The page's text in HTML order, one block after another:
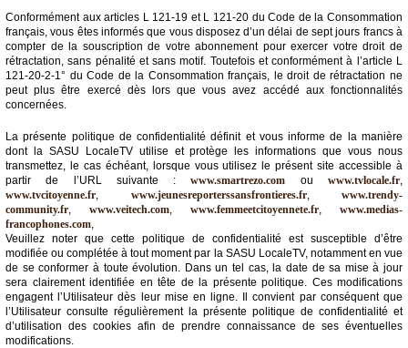
Accès
éditeur
Conformément aux articles L 121-19 et L 121-20 du Code de la Consommation
français, vous êtes informés que vous disposez d’un délai de sept jours francs à
compter de la souscription de votre abonnement pour exercer votre droit de
rétractation, sans pénalité et sans motif. Toutefois et conformément à l’article L
121-20-2-1° du Code de la Consommation français, le droit de rétractation ne
peut plus être exercé dès lors que vous avez accédé aux fonctionnalités
concernées.
La présente politique de confidentialité définit et vous informe de la manière
dont la SASU LocaleTV utilise et protège les informations que vous nous
transmettez, le cas échéant, lorsque vous utilisez le présent site accessible à
partir de l’URL suivante :www.smartrezo.com ouwww.tvlocale.fr,
www.tvcitoyenne.fr, www.jeunesreporterssansfrontieres.fr, www.trendy-
community.fr, www.veitech.com, www.femmeetcitoyennete.fr, www.medias-
francophones.com,
Veuillez noter que cette politique de confidentialité est susceptible d’être
modifiée ou complétée à tout moment par la SASU LocaleTV, notamment en vue
de se conformer à toute évolution. Dans un tel cas, la date de sa mise à jour
sera clairement identifiée en tête de la présente politique. Ces modifications
engagent l’Utilisateur dès leur mise en ligne. Il convient par conséquent que
l’Utilisateur consulte régulièrement la présente politique de confidentialité et
d’utilisation des cookies afin de prendre connaissance de ses éventuelles
modifications.